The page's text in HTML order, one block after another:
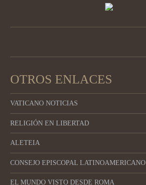
OTROS ENLACES
VATICANO NOTICIAS
RELIGIÓN EN LIBERTAD
ALETEIA
CONSEJO EPISCOPAL LATINOAMERICANO
EL MUNDO VISTO DESDE ROMA